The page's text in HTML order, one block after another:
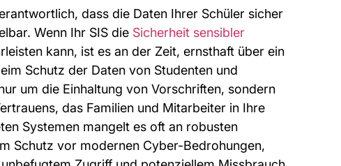
dass die Daten Ihrer Schüler sicher
Wenn Ihr SIS die Sicherheit sensibler
kann, ist es an der Zeit, ernsthaft über ein
Schutz der Daten von Studenten und
um die Einhaltung von Vorschriften, sondern
das Familien und Mitarbeiter in Ihre
Systemen mangelt es oft an robusten
Schutz vor modernen Cyber-Bedrohungen,